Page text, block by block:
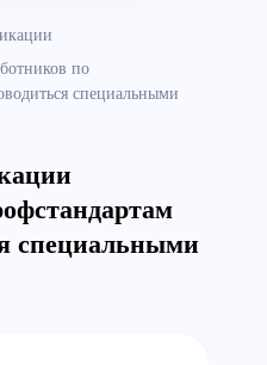
по
специальными
специальными